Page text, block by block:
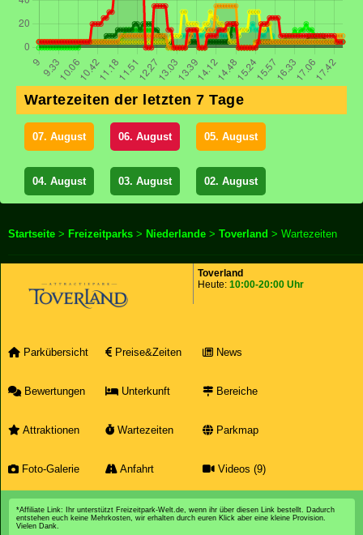
Wartezeiten der letzten 7 Tage
07. August 06. August 05. August
04. August 03. August 02. August
Startseite > Freizeitparks > Niederlande > Toverland > Wartezeiten
Toverland
Heute: 10:00-20:00 Uhr
Parkübersicht Preise&Zeiten News
Bewertungen Unterkunft Bereiche
Attraktionen Wartezeiten Parkmap
Foto-Galerie Anfahrt Videos (9)
*Affiliate Link: Ihr unterstützt Freizeitpark-Welt.de, wenn ihr über diesen Link bestellt. Dadurch
entstehen euch keine Mehrkosten, wir erhalten durch euren Klick aber eine kleine Provision.
Vielen Dank.